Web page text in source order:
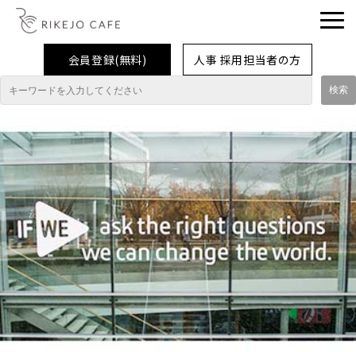
会員登録(無料) 人事 採用担当者の方
理系女子応援企業・団体
イベント
企業取材レポート
就活情報
大学生活
コラム・特集
インターンシップ体験談